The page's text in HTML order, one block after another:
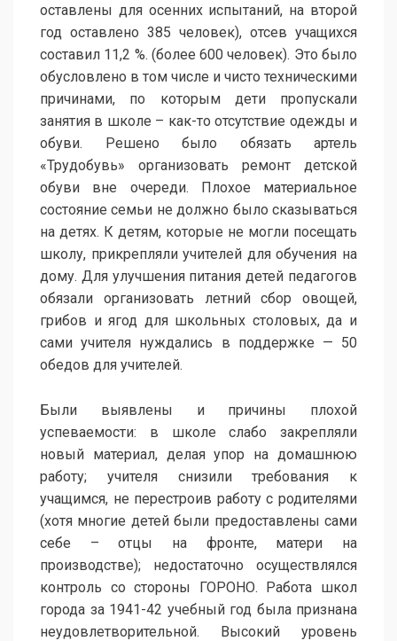
оставлены для осенних испытаний, на второй
год оставлено 385 человек), отсев учащихся
составил 11,2 %. (более 600 человек). Это было
обусловлено в том числе и чисто техническими
причинами, по которым дети пропускали
занятия в школе – как-то отсутствие одежды и
обуви. Решено было обязать артель
«Трудобувь» организовать ремонт детской
обуви вне очереди. Плохое материальное
состояние семьи не должно было сказываться
на детях. К детям, которые не могли посещать
школу, прикрепляли учителей для обучения на
дому. Для улучшения питания детей педагогов
обязали организовать летний сбор овощей,
грибов и ягод для школьных столовых, да и
сами учителя нуждались в поддержке — 50
обедов для учителей.
Были выявлены и причины плохой
успеваемости: в школе слабо закрепляли
новый материал, делая упор на домашнюю
работу; учителя снизили требования к
учащимся, не перестроив работу с родителями
(хотя многие детей были предоставлены сами
себе – отцы на фронте, матери на
производстве); недостаточно осуществлялся
контроль со стороны ГОРОНО. Работа школ
города за 1941-42 учебный год была признана
неудовлетворительной. Высокий уровень